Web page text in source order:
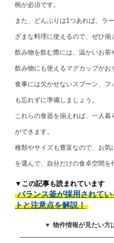
椀が必須です。
また、どんぶりは1つあれば、ラ
ざまな料理に使えるので、ぜひ揃
飲み物を飲む際には、温かいお
飲み物にも使えるマグカップがお
食事には欠かせないスプーン、
も忘れずに準備しましょう。
これらの食器を揃えれば、一人
ができます。
種類やサイズも豊富なので、お
を選んで、自分だけの食卓空間を
▼この記事も読まれています
バランス釜が採用されて
トと注意点を解説！
▼ 物件情報が見たい方